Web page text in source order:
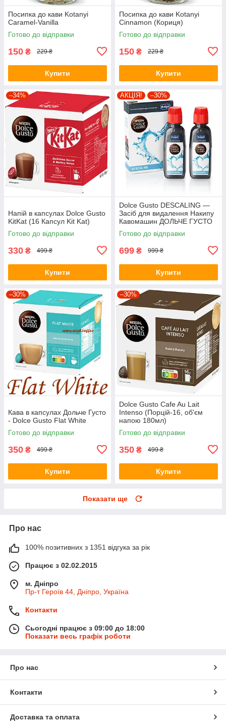
Посипка до кави Kotanyi
Caramel-Vanilla
Готово до відправки
150 ₴ 229 ₴
Купити
Посипка до кави Kotanyi
Cinnamon (Кориця)
Готово до відправки
150 ₴ 229 ₴
Купити
–34%
Напій в капсулах Dolce Gusto
KitKat (16 Капсул Kit Kat)
Готово до відправки
330 ₴ 499 ₴
Купити
АКЦІЯ! –30%
Dolce Gusto DESCALING —
Засіб для видалення Накипу
Кавомашин ДОЛЬЧЕ ГУСТО
(1 пачка = 2 флакони = 2
очищення)
Готово до відправки
699 ₴ 999 ₴
Купити
–30%
Кава в капсулах Дольче Густо
- Dolce Gusto Flat White
Готово до відправки
350 ₴ 499 ₴
Купити
–30%
Dolce Gusto Cafe Au Lait
Intenso (Порцій-16, об'єм
напою 180мл)
Готово до відправки
350 ₴ 499 ₴
Купити
Показати ще
Про нас
100% позитивних з 1351 відгука за рік
Працює з 02.02.2015
м. Дніпро
Пр-т Героїв 44, Дніпро, Україна
Контакти
Сьогодні працює з 09:00 до 18:00
Показати весь графік роботи
Про нас
Контакти
Доставка та оплата